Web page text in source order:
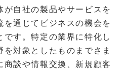
が自社の製品やサービスを
を通じてビジネスの機会を
す。特定の業界に特化し
対象としたものまでさま
商談や情報交換、新規顧客